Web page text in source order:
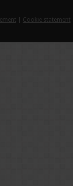
Cookie statement